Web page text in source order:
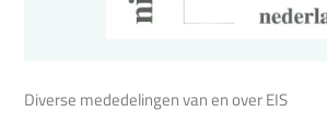
Diverse mededelingen van en over EIS